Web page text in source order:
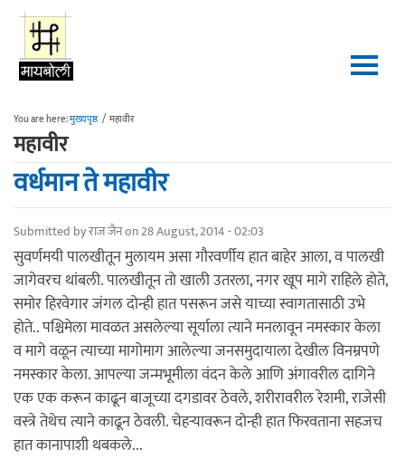
Skip to main content
You are here:मुख्यपृष्ठ / महावीर
महावीर
वर्धमान ते महावीर
Submitted byराज जैनon 28 August, 2014 - 02:03
सुवर्णमयी पालखीतून मुलायम असा गौरवर्णीय हात बाहेर आला, व पालखी
जागेवरच थांबली. पालखीतून तो खाली उतरला, नगर खूप मागे राहिले होते,
समोर हिरवेगार जंगल दोन्ही हात पसरून जसे याच्या स्वागतासाठी उभे
होते.. पश्चिमेला मावळत असलेल्या सूर्याला त्याने मनलावून नमस्कार केला
व मागे वळून त्याच्या मागोमाग आलेल्या जनसमुदायाला देखील विनम्रपणे
नमस्कार केला. आपल्या जन्मभूमीला वंदन केले आणि अंगावरील दागिने
एक एक करून काढून बाजूच्या दगडावर ठेवले, शरीरावरील रेशमी, राजेसी
वस्त्रे तेथेच त्याने काढून ठेवली. चेहऱ्यावरून दोन्ही हात फिरवताना सहजच
हात कानापाशी थबकले...